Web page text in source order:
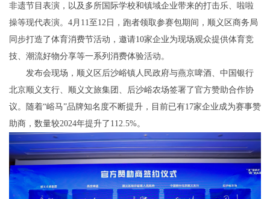
非遗节目表演，以及多所国际学校和镇域企业带来的打击乐、啦啦
操等现代表演。4月11至12日，跑者领取参赛包期间，顺义区商务局
同步打造了体育消费节活动，邀请10家企业为现场观众提供体育竞
技、潮流好物分享等一系列消费体验活动。
发布会现场，顺义区后沙峪镇人民政府与燕京啤酒、中国银行
北京顺义支行、顺义文旅集团、后沙峪农场签署了官方赞助合作协
议。随着“峪马”品牌知名度不断提升，目前已有17家企业成为赛事赞
助商，数量较2024年提升了112.5%。